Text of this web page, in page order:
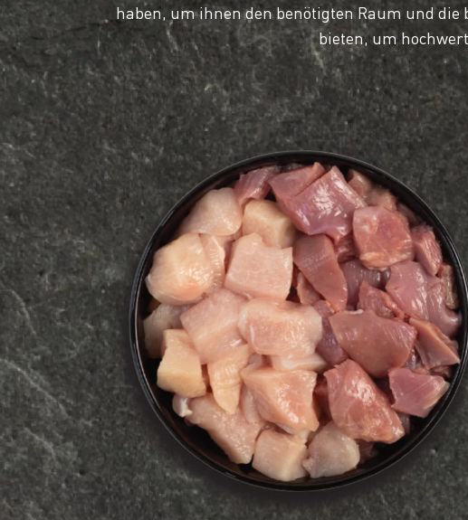
haben, um ihnen den benötigten Raum und
bieten, um